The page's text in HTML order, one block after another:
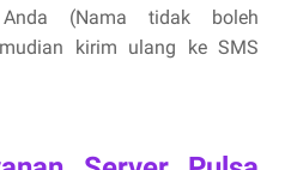
(Nama tidak boleh
kirim ulang ke SMS